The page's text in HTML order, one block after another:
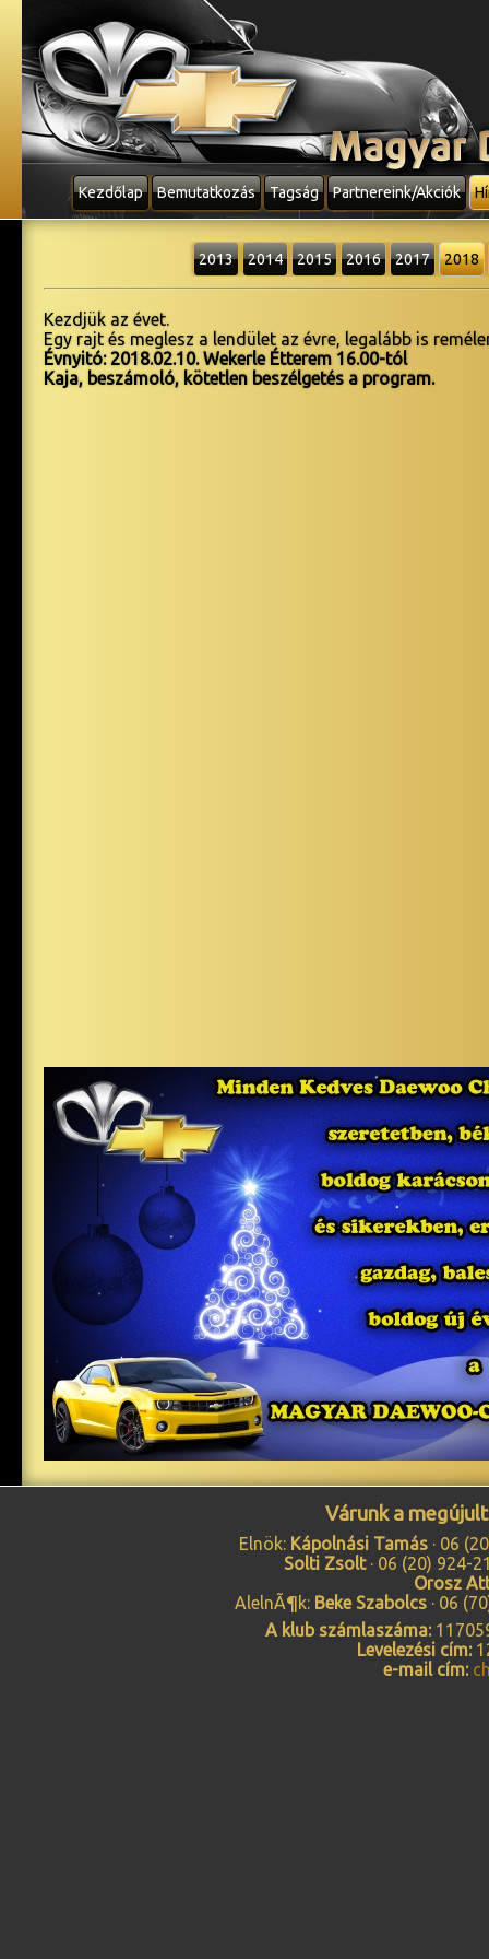
Kezdőlap Bemutatkozás Tagság Partnereink/Akciók
2013 2014 2015 2016 2017 2018
Kezdjük az évet.
Egy rajt és meglesz a lendület az évre, legalább is
Évnyitó: 2018.02.10. Wekerle Étterem 16.00-tól
Kaja, beszámoló, kötetlen beszélgetés a program.
Várunk a
Elnök: Kápolnási Tamás · 06
Solti Zsolt· 06 (20) 924-
Orosz
AlelnÃ¶k: Beke Szabolcs · 06
A klub számlaszáma:
Levelezési cím:
e-mail cím: